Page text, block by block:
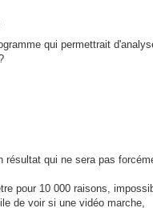
qui permettrait
résultat qui ne sera pas
pour 10 000 raisons,
de voir si une vidéo marche,